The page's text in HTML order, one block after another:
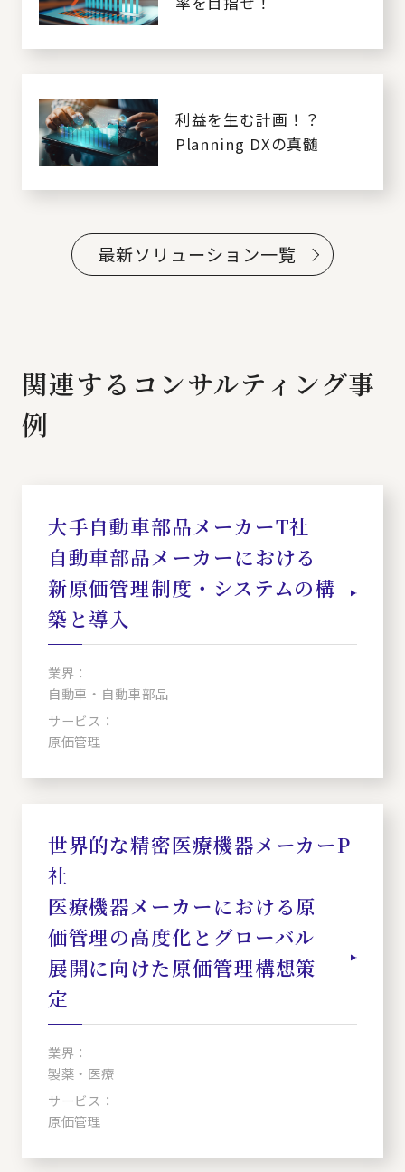
利益を生む計画！？
Planning DXの真髄
最新ソリューション一覧
関連するコンサルティング事
例
大手自動車部品メーカーT社
自動車部品メーカーにおける
新原価管理制度・システムの構
築と導入
業界：
自動車・自動車部品
サービス：
原価管理
世界的な精密医療機器メーカーP
社
医療機器メーカーにおける原
価管理の高度化とグローバル
展開に向けた原価管理構想策
定
業界：
製薬・医療
サービス：
原価管理